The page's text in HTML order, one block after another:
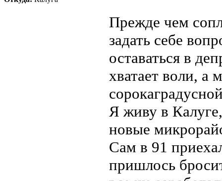
Прежде чем
задать себе
оставаться в
хватает воли, а
Я живу в
новые
Сам в 91
пришлось